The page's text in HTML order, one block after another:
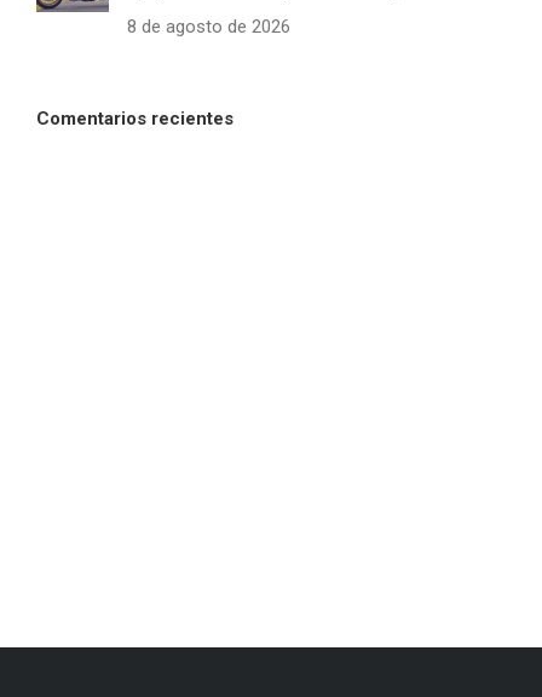
8 de agosto de 2026
Comentarios recientes